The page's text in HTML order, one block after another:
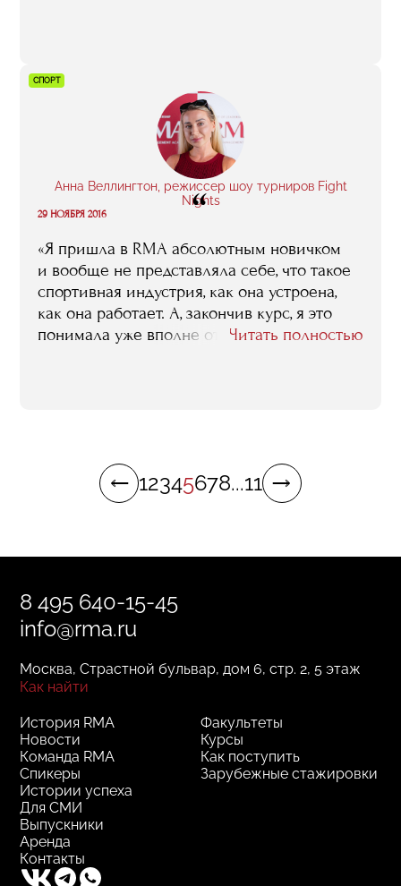
ты думаешь, что знаешь все. Когда круг
расширяется, ты начинаешь понимать, как
много еще не знаешь. В RMA это
произошло со мной: я начал понимать, что
есть определенные сферы, о которых
я не знал ранее. Начал их изучать
и продолжаю этим заниматься».
СПОРТ
Анна Веллингтон, режиссер шоу турниров Fight
Nights
“
29 НОЯБРЯ 2016
«Я пришла в RMA абсолютным новичком
и вообще не представляла себе, что такое
спортивная индустрия, как она устроена,
как она работает. А, закончив курс, я это
понимала уже вполне отчетливо — для
и самыми успешными представителями
нашего спортивного менеджмента.
Ты слушаешь их лекции, ты приходишь
профессиональными связями,
и ты растешь».
Читать полностью
12345678...11
8 495 640-15-45
info@rma.ru
Москва, Страстной бульвар, дом 6, стр. 2, 5 этаж
Как найти
Факультеты
Курсы
Как поступить
Зарубежные стажировки
История RMA
Новости
Команда RMA
Спикеры
Истории успеха
Для СМИ
Выпускники
Аренда
Контакты